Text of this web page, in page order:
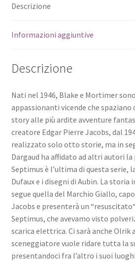
Descrizione
Informazioni aggiuntive
Descrizione
Nati nel 1946, Blake e Mortimer
appassionanti vicende che spaziano
story alle più ardite avventure
creatore Edgar Pierre Jacobs, dal
realizzato solo otto storie, ma in
Dargaud ha affidato ad altri autori la
Septimus è l’ultima di questa serie,
Dufaux e i disegni di Aubin. La storia
segue quella del Marchio Giallo,
Jacobs e presenterà un
Septimus, che avevamo visto
scarica elettrica. Ci sarà anche Olrik
sceneggiatore vuole ridare tutta la
presentandoci fra l’altro i suoi